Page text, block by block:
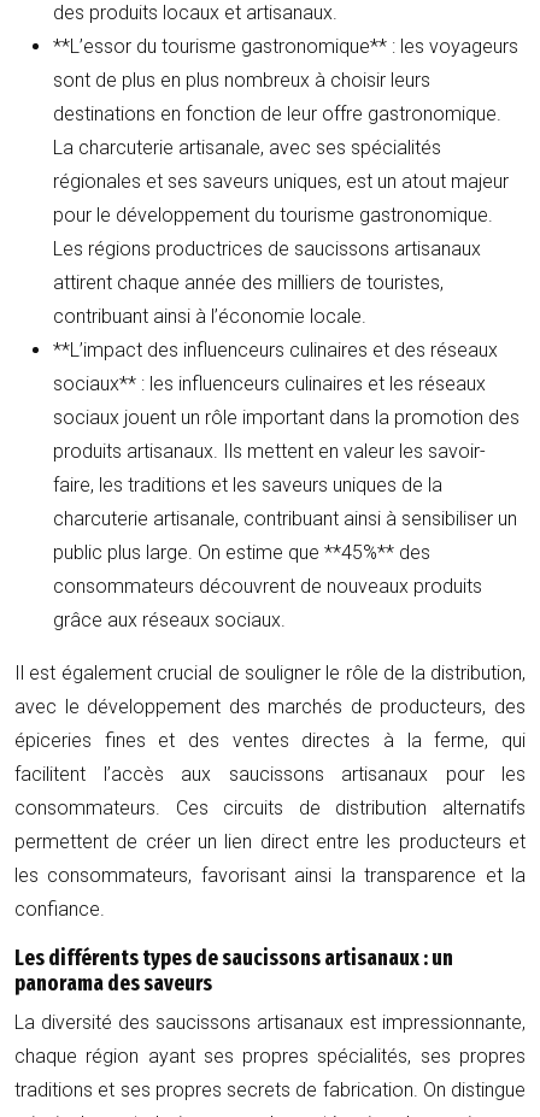
des produits locaux et artisanaux.
**L’essor du tourisme gastronomique** : les voyageurs
sont de plus en plus nombreux à choisir leurs
destinations en fonction de leur offre gastronomique.
La charcuterie artisanale, avec ses spécialités
régionales et ses saveurs uniques, est un atout majeur
pour le développement du tourisme gastronomique.
Les régions productrices de saucissons artisanaux
attirent chaque année des milliers de touristes,
contribuant ainsi à l’économie locale.
**L’impact des influenceurs culinaires et des réseaux
sociaux** : les influenceurs culinaires et les réseaux
sociaux jouent un rôle important dans la promotion des
produits artisanaux. Ils mettent en valeur les savoir-
faire, les traditions et les saveurs uniques de la
charcuterie artisanale, contribuant ainsi à sensibiliser un
public plus large. On estime que **45%** des
consommateurs découvrent de nouveaux produits
grâce aux réseaux sociaux.
Il est également crucial de souligner le rôle de la distribution,
avec le développement des marchés de producteurs, des
épiceries fines et des ventes directes à la ferme, qui
facilitent l’accès aux saucissons artisanaux pour les
consommateurs. Ces circuits de distribution alternatifs
permettent de créer un lien direct entre les producteurs et
les consommateurs, favorisant ainsi la transparence et la
confiance.
Les différents types de saucissons artisanaux : un
panorama des saveurs
La diversité des saucissons artisanaux est impressionnante,
chaque région ayant ses propres spécialités, ses propres
traditions et ses propres secrets de fabrication. On distingue